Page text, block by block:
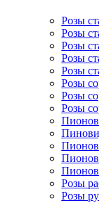
Розы
Розы
Розы
Розы
Розы
Розы
Розы
Розы
Розы
Розы